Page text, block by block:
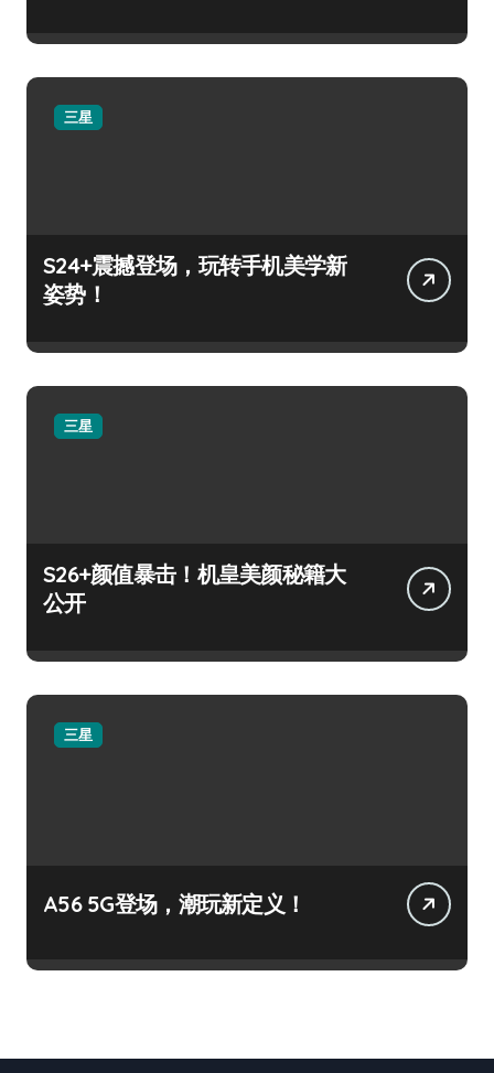
三星
S24+震撼登场，玩转手机美学新
姿势！
三星
S26+颜值暴击！机皇美颜秘籍大
公开
三星
A56 5G登场，潮玩新定义！